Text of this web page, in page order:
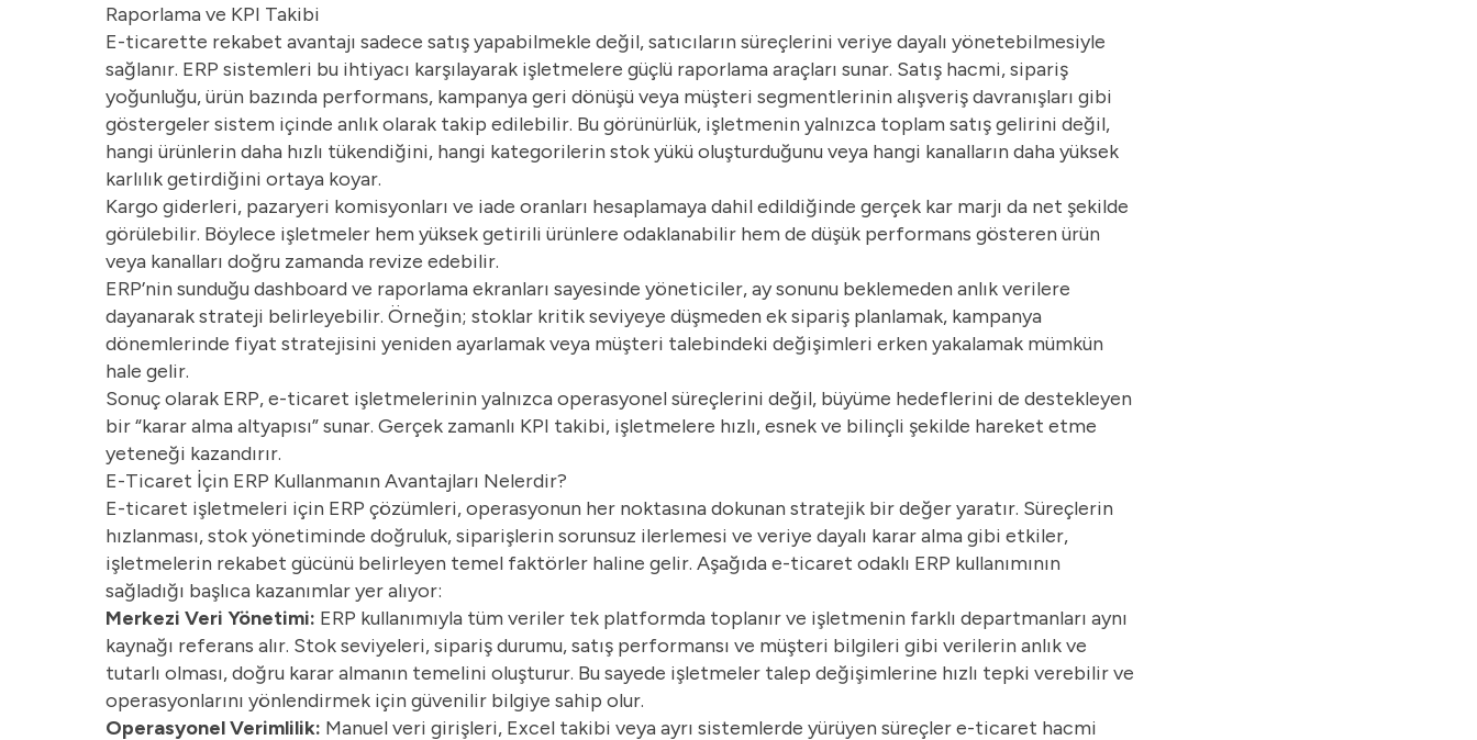
Raporlama ve KPI Takibi
E-ticarette rekabet avantajı sadece satış yapabilmekle değil, satıcıların süreçlerini veriye dayalı yönetebilmesiyle
sağlanır. ERP sistemleri bu ihtiyacı karşılayarak işletmelere güçlü raporlama araçları sunar. Satış hacmi, sipariş
yoğunluğu, ürün bazında performans, kampanya geri dönüşü veya müşteri segmentlerinin alışveriş davranışları gibi
göstergeler sistem içinde anlık olarak takip edilebilir. Bu görünürlük, işletmenin yalnızca toplam satış gelirini değil,
hangi ürünlerin daha hızlı tükendiğini, hangi kategorilerin stok yükü oluşturduğunu veya hangi kanalların daha yüksek
karlılık getirdiğini ortaya koyar.
Kargo giderleri, pazaryeri komisyonları ve iade oranları hesaplamaya dahil edildiğinde gerçek kar marjı da net şekilde
görülebilir. Böylece işletmeler hem yüksek getirili ürünlere odaklanabilir hem de düşük performans gösteren ürün
veya kanalları doğru zamanda revize edebilir.
ERP’nin sunduğu dashboard ve raporlama ekranları sayesinde yöneticiler, ay sonunu beklemeden anlık verilere
dayanarak strateji belirleyebilir. Örneğin; stoklar kritik seviyeye düşmeden ek sipariş planlamak, kampanya
dönemlerinde fiyat stratejisini yeniden ayarlamak veya müşteri talebindeki değişimleri erken yakalamak mümkün
hale gelir.
Sonuç olarak ERP, e-ticaret işletmelerinin yalnızca operasyonel süreçlerini değil, büyüme hedeflerini de destekleyen
bir “karar alma altyapısı” sunar. Gerçek zamanlı KPI takibi, işletmelere hızlı, esnek ve bilinçli şekilde hareket etme
yeteneği kazandırır.
E-Ticaret İçin ERP Kullanmanın Avantajları Nelerdir?
E-ticaret işletmeleri için ERP çözümleri, operasyonun her noktasına dokunan stratejik bir değer yaratır. Süreçlerin
hızlanması, stok yönetiminde doğruluk, siparişlerin sorunsuz ilerlemesi ve veriye dayalı karar alma gibi etkiler,
işletmelerin rekabet gücünü belirleyen temel faktörler haline gelir. Aşağıda e-ticaret odaklı ERP kullanımının
sağladığı başlıca kazanımlar yer alıyor:
Merkezi Veri Yönetimi: ERP kullanımıyla tüm veriler tek platformda toplanır ve işletmenin farklı departmanları aynı
kaynağı referans alır. Stok seviyeleri, sipariş durumu, satış performansı ve müşteri bilgileri gibi verilerin anlık ve
tutarlı olması, doğru karar almanın temelini oluşturur. Bu sayede işletmeler talep değişimlerine hızlı tepki verebilir ve
operasyonlarını yönlendirmek için güvenilir bilgiye sahip olur.
Operasyonel Verimlilik: Manuel veri girişleri, Excel takibi veya ayrı sistemlerde yürüyen süreçler e-ticaret hacmi